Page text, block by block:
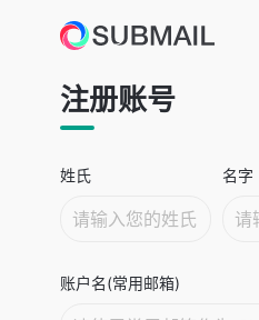
注册账号
姓氏 名字
账户名(常用邮箱)